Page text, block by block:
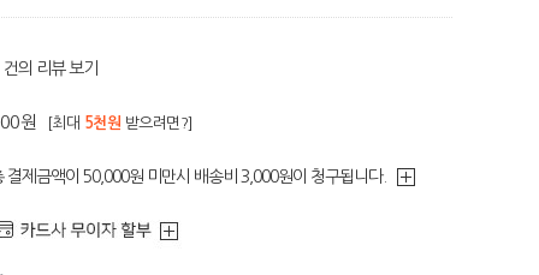
건의 리뷰 보기
원 [최대 5천원 받으려면?]
결제금액이 50,000원 미만시 배송비 3,000원이 청구됩니다.